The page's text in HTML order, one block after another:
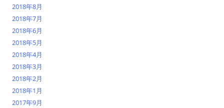
2018年8月
2018年7月
2018年6月
2018年5月
2018年4月
2018年3月
2018年2月
2018年1月
2017年9月